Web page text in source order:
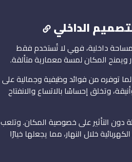
الداخلي
مساحة داخلية، فهي لا تُستخدم فقط
ويمنح المكان لمسة معمارية متألقة.
توفره من فوائد وظيفية وجمالية على
وتخلق إحساسًا بالاتساع والانفتاح
دون التأثير على خصوصية المكان. وتلعب
خلال النهار، مما يجعلها خيارًا